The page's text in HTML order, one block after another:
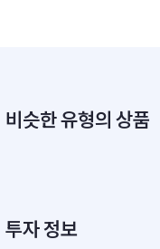
비슷한 유형의 상품
투자 정보